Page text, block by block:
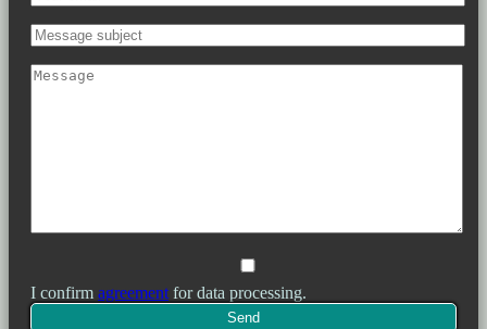
I confirm agreementfor data processing.